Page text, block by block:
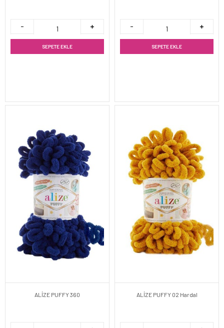
SEPETE EKLE SEPETE EKLE
ALİZE PUFFY 360 ALİZE PUFFY 02 Hardal